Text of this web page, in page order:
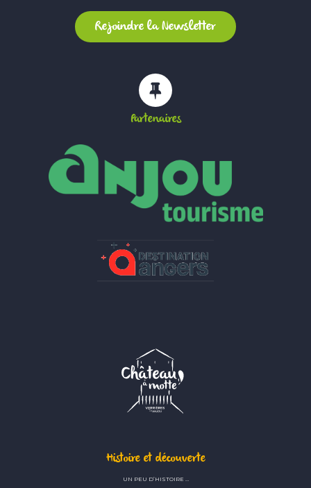
Partenaires
Histoire et découverte
UN PEU D’HISTOIRE …